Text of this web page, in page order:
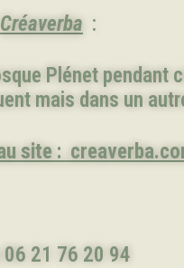
Créaverba :
Plénet pendant
mais dans un
site :
21 76 20 94